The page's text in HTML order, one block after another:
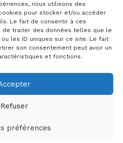
nous utilisons des
pour stocker et/ou accéder
Le fait de consentir à ces
de traiter des données telles que le
les ID uniques sur ce site. Le fait
son consentement peut avoir un
et fonctions.
Refuser
préférences
légales
RGPD
Copyright © 2026 Crige PACA